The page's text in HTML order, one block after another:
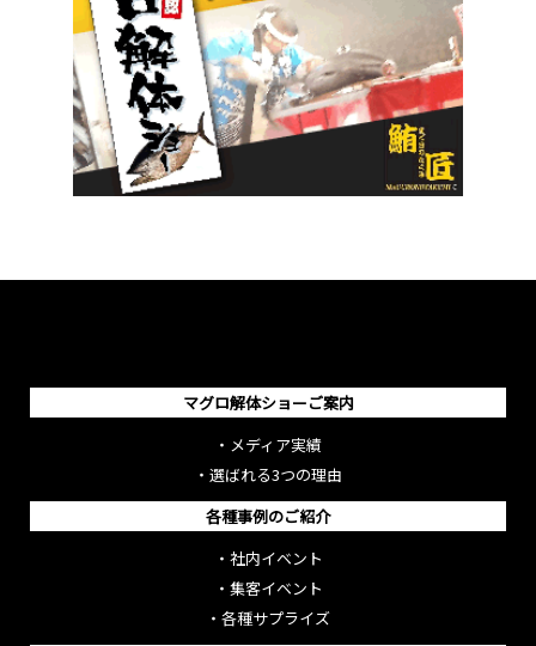
マグロ解体ショーご案内
・ メディア実績
・ 選ばれる3つの理由
各種事例のご紹介
・ 社内イベント
・ 集客イベント
・ 各種サプライズ